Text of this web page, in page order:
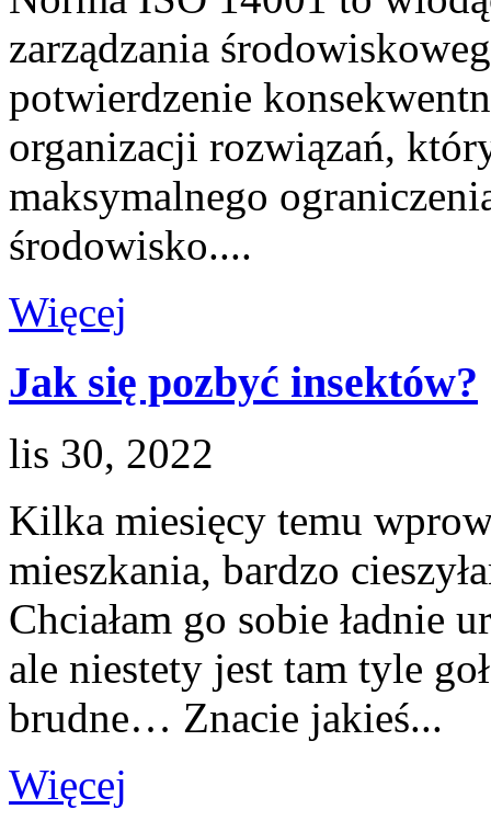
zarządzania
potwierdzenie
organizacji rozwiązań,
maksymalnego
środowisko....
Więcej
Jak się pozbyć insektów?
lis 30, 2022
Kilka miesięcy temu
mieszkania, bardzo
Chciałam go sobie ładnie
ale niestety jest tam tyle
brudne… Znacie jakieś...
Więcej